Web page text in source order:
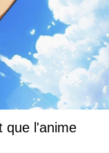
que l'anime